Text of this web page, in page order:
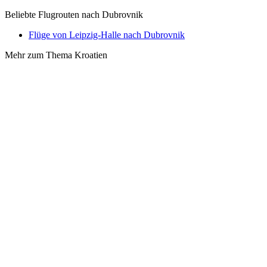
Beliebte Flugrouten nach Dubrovnik
Flüge von Leipzig-Halle nach Dubrovnik
Mehr zum Thema Kroatien